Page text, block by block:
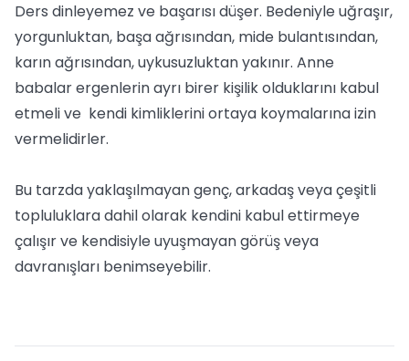
Ders dinleyemez ve başarısı düşer. Bedeniyle uğraşır,
yorgunluktan, başa ağrısından, mide bulantısından,
karın ağrısından, uykusuzluktan yakınır. Anne
babalar ergenlerin ayrı birer kişilik olduklarını kabul
etmeli ve kendi kimliklerini ortaya koymalarına izin
vermelidirler.
Bu tarzda yaklaşılmayan genç, arkadaş veya çeşitli
topluluklara dahil olarak kendini kabul ettirmeye
çalışır ve kendisiyle uyuşmayan görüş veya
davranışları benimseyebilir.